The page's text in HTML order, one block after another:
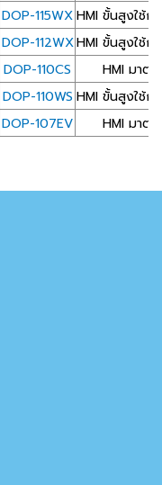
DOP-115WXHMI ขั้นสูงใช้ก
DOP-112WXHMI ขั้นสูงใช้ก
DOP-110CS
HMI มาต
DOP-110WS HMI ขั้นสูงใช้ก
DOP-107EV
HMI มาต